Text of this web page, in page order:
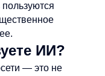
ИИ?
— это не